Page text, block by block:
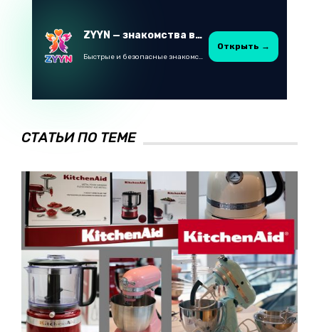
ZYYN — знакомства в Казахстане
Быстрые и безопасные знакомства в Telegram
Открыть →
СТАТЬИ ПО ТЕМЕ